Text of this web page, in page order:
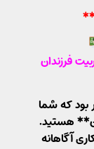
فرزندان
بود که شما
هستید.
آگاهانه